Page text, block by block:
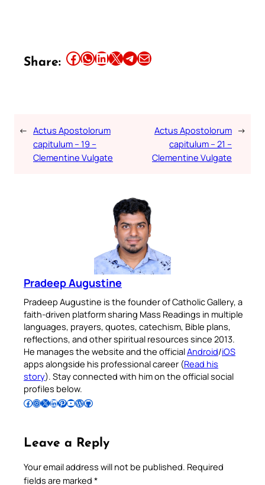
Share: Share this article on Facebook Share this article on WhatsApp Share this article on LinkedIn Share this article on X Share this article on TelegramEmail this Article
← Actus Apostolorum
capitulum – 19 –
Clementine Vulgate
Actus Apostolorum
capitulum – 21 –
Clementine Vulgate
→
Pradeep Augustine
Pradeep Augustine is the founder of Catholic Gallery, a
faith-driven platform sharing Mass Readings in multiple
languages, prayers, quotes, catechism, Bible plans,
reflections, and other spiritual resources since 2013.
He manages the website and the officialAndroid/iOS
apps alongside his professional career (Read his
story). Stay connected with him on the official social
profiles below.
Follow Pradeep on Facebook Follow Pradeep on InstagramFollow Pradeep on X Follow Pradeep on LinkedIn Follow Pradeep on Pinterest Subscribe to Pradeep’s Youtube Channel Follow Pradeep on WordPress Follow Pradeep on GitHub
Leave a Reply
Your email address will not be published. Required
fields are marked *